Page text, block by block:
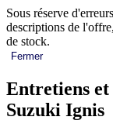
Sous réserve
descriptions de
de stock.
Fermer
Entretiens
Suzuki Ignis